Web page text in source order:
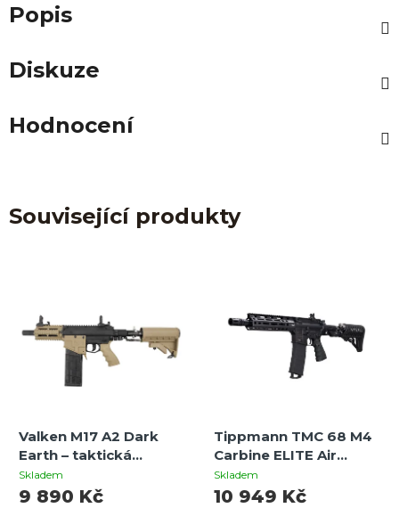
Popis
Diskuze
Hodnocení
Související produkty
Valken M17 A2 Dark
Earth – taktická
MagFed paintballová
zbraň s mechanickým
Skladem
9 890 Kč
Tippmann TMC 68 M4
Carbine ELITE Air
Stock Ready (černý) –
paintballová zbraň
Skladem
10 949 Kč